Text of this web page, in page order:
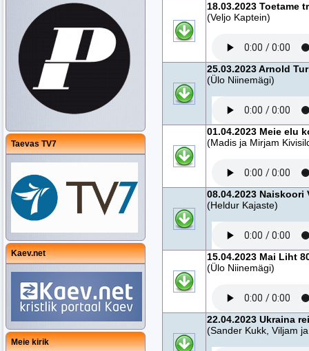
Taevas TV7
Kaev.net
Meie kirik
18.03.2023 Toetame
(Veljo Kaptein)
25.03.2023 Arnold
(Ülo Niinemägi)
01.04.2023 Meie elu
(Madis ja Mirjam
08.04.2023 Naiskoori
(Heldur Kajaste)
15.04.2023 Mai Liht
(Ülo Niinemägi)
22.04.2023 Ukraina
(Sander Kukk, Viljam